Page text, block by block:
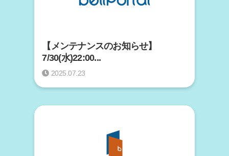
【メンテナンスのお知らせ】
7/30(水)22:00...
2025.07.23